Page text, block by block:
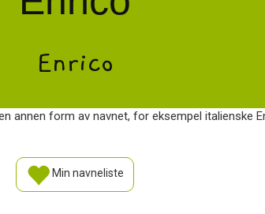
Enrico
annen form av navnet, for eksempel italienske
Min navneliste